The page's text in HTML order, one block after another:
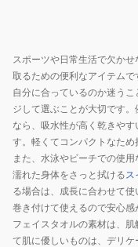
スポーツや日常生活で欠か
取るための便利なアイテム
自分に合っているのか迷う
ジして選ぶことが大切です
なら、吸水性が高く乾きや
す。軽くてコンパクトなため
また、水泳やビーチでの使
濡れた身体をさっと拭けるス
る場合は、成長に合わせて
巻き付けて使えるので安心感
フェイスタオルの素材は、
て肌に優しいものは、デリ